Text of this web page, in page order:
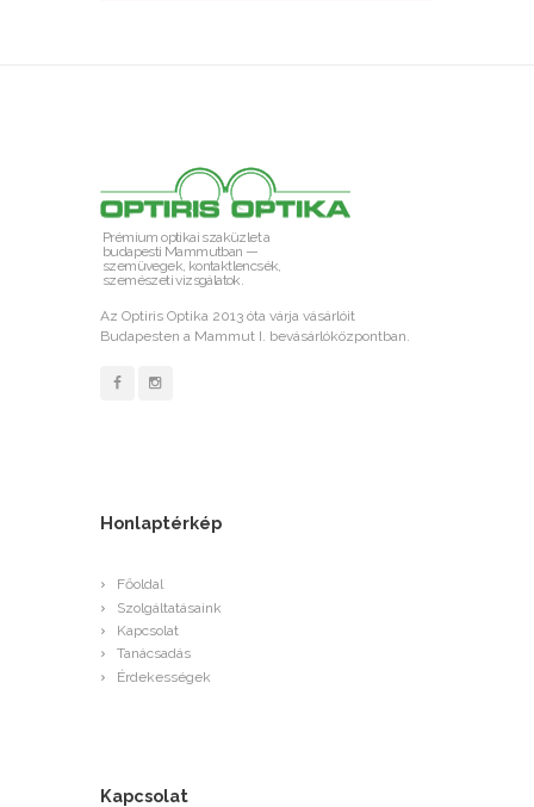
Prémium optikai szaküzlet a
budapesti Mammutban —
szemüvegek, kontaktlencsék,
szemészeti vizsgálatok.
Az Optiris Optika 2013 óta várja vásárlóit
Budapesten a Mammut I. bevásárlóközpontban.
Honlaptérkép
Főoldal
Szolgáltatásaink
Kapcsolat
Tanácsadás
Érdekességek
Kapcsolat